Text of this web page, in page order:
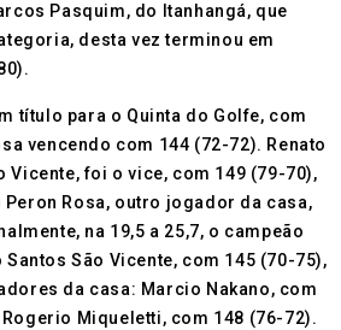
Pasquim, do Itanhangá, que
desta vez terminou em
título para o Quinta do Golfe, com
vencendo com 144 (72-72). Renato
Vicente, foi o vice, com 149 (79-70),
Rosa, outro jogador da casa,
na 19,5 a 25,7, o campeão
São Vicente, com 145 (70-75),
da casa: Marcio Nakano, com
Miqueletti, com 148 (76-72).